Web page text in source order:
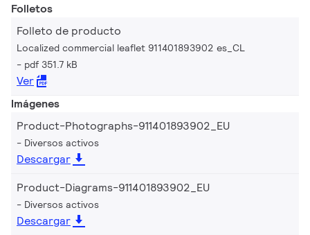
Folletos
Folleto de producto
Localized commercial leaflet 911401893902 es_CL
pdf 351.7 kB
Ver
Imágenes
Product-Photographs-911401893902_EU
Diversos activos
Descargar
Product-Diagrams-911401893902_EU
Diversos activos
Descargar